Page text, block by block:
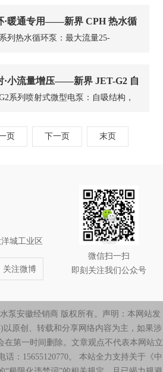
IP42，220V/50Hz；适用采暖、生活
循环。
·暖通专用——新界 CPH 热水循
列热水循环泵：最大流量25-
炉、热水系统循环。
·小流量增压——新界 JET-G2 自
系列喷射式微型电泵：自吸结构，
，不锈钢泵体，适用工业清洗、自
纯净水罐装、水处理。
页 下一页 末页
城工业区
关注微博
微信扫一扫
即刻关注我们公众号
泵安徽经销商 版权所有。声明：本网站发
原创、转载和分享网络内容为主，如果涉
在第一时间删除。文章观点不代表本网站立
：15655120770。 本站全力支持关于《中